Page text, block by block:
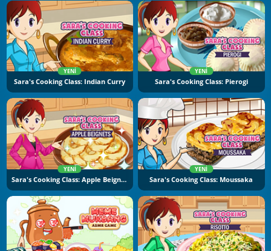
YENI
Sara's Cooking Class: Indian Curry
YENI
Sara's Cooking Class: Pierogi
YENI
Sara's Cooking Class: Apple Beignets
YENI
Sara's Cooking Class: Moussaka